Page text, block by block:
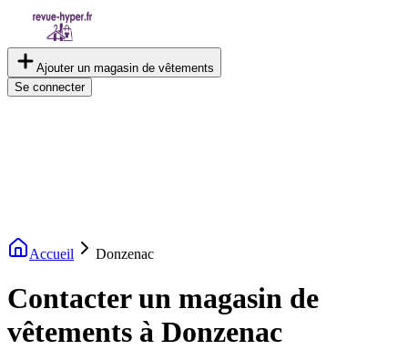
Ajouter un magasin de vêtements
Se connecter
Accueil Donzenac
Contacter un magasin de
vêtements à Donzenac